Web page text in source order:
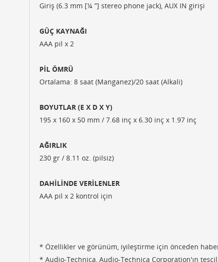
Giriş (6.3 mm [¼ ”] stereo phone jack), AUX IN girişi
GÜÇ KAYNAĞI
AAA pil x 2
PİL ÖMRÜ
Ortalama: 8 saat (Manganez)/20 saat (Alkali)
BOYUTLAR (E X D X Y)
195 x 160 x 50 mm / 7.68 inç x 6.30 inç x 1.97 inç
AĞIRLIK
230 gr / 8.11 oz. (pilsiz)
DAHİLİNDE VERİLENLER
AAA pil x 2 kontrol için
* Özellikler ve görünüm, iyileştirme için önceden
* Audio-Technica, Audio-Technica Corporation'ın